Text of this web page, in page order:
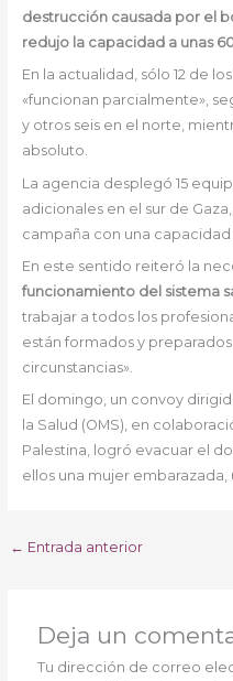
destrucción causada por el
redujo la capacidad a unas
En la actualidad, sólo 12 de
«funcionan parcialmente»,
y otros seis en el norte,
absoluto.
La agencia desplegó 15
adicionales en el sur de
campaña con una capacidad
En este sentido reiteró la
funcionamiento del sistema
trabajar a todos los
están formados y
circunstancias».
El domingo, un convoy
la Salud (OMS), en
Palestina, logró evacuar el
ellos una mujer
← Entrada anterior
Deja un
Tu dirección de correo